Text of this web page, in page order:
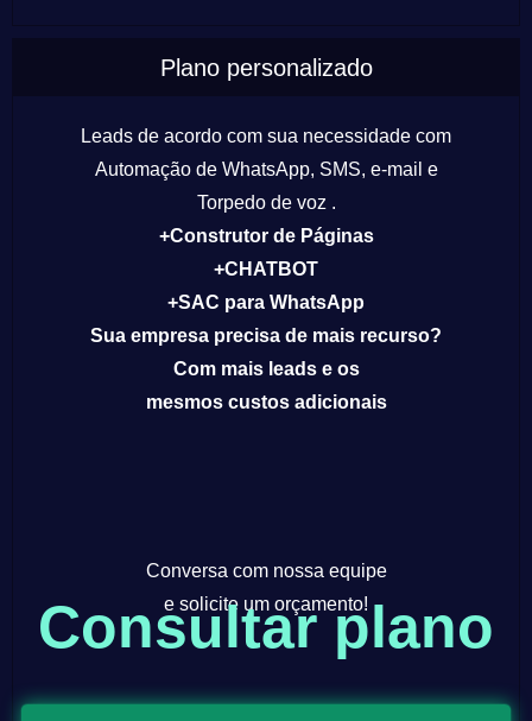
Plano personalizado
Leads de acordo com sua necessidade com
Automação de WhatsApp, SMS, e-mail e
Torpedo de voz .
+Construtor de Páginas
+CHATBOT
+SAC para WhatsApp
Sua empresa precisa de mais recurso?
Com mais leads e os
mesmos custos adicionais
Conversa com nossa equipe
e solicite um orçamento!
Consultar plano